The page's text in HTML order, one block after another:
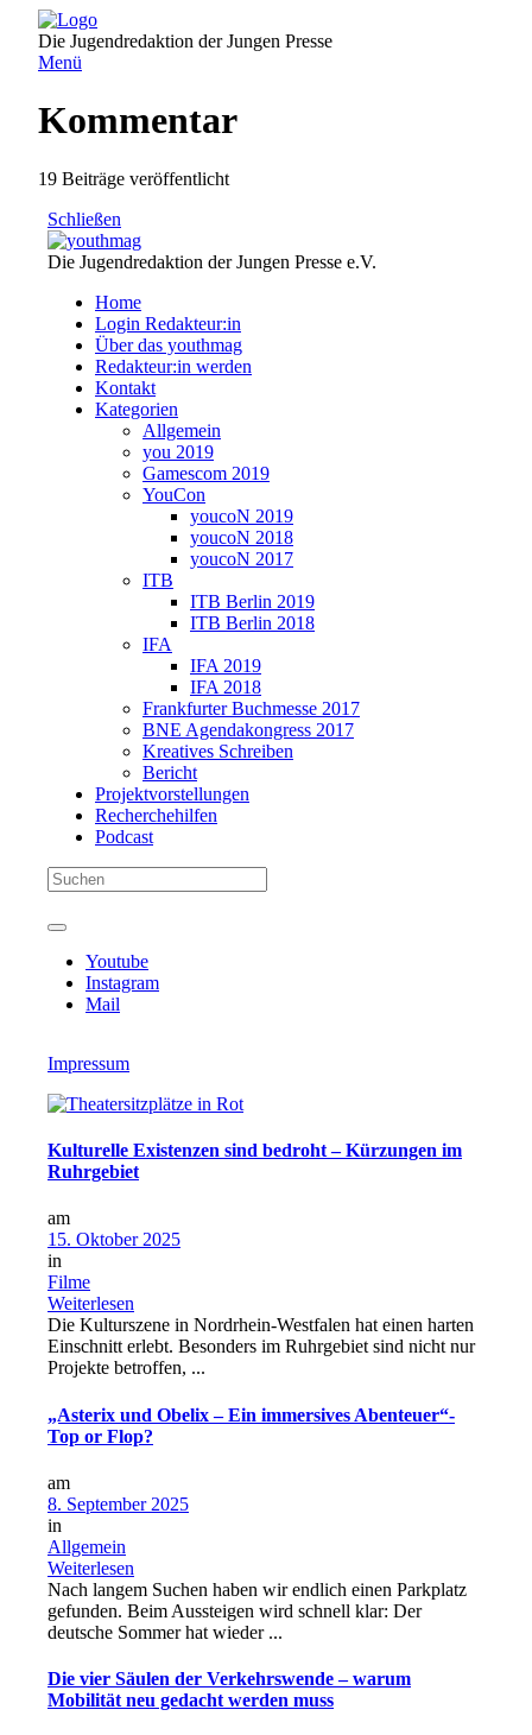
Direkt
zum
Inhalt
Die Jugendredaktion der Jungen Presse
Menü
Kommentar
19 Beiträge veröffentlicht
Schließen
Die Jugendredaktion der Jungen Presse e.V.
Home
Login Redakteur:in
Über das youthmag
Redakteur:in werden
Kontakt
Kategorien
Allgemein
you 2019
Gamescom 2019
YouCon
youcoN 2019
youcoN 2018
youcoN 2017
ITB
ITB Berlin 2019
ITB Berlin 2018
IFA
IFA 2019
IFA 2018
Frankfurter Buchmesse 2017
BNE Agendakongress 2017
Kreatives Schreiben
Bericht
Projektvorstellungen
Recherchehilfen
Podcast
Youtube
Instagram
Mail
Impressum
Kulturelle Existenzen sind bedroht – Kürzungen im
Ruhrgebiet
am
15. Oktober 2025
in
Filme
Weiterlesen
Die Kulturszene in Nordrhein-Westfalen hat einen harten
Einschnitt erlebt. Besonders im Ruhrgebiet sind nicht nur
Projekte betroffen, ...
„Asterix und Obelix – Ein immersives Abenteuer“-
Top or Flop?
am
8. September 2025
in
Allgemein
Weiterlesen
Nach langem Suchen haben wir endlich einen Parkplatz
gefunden. Beim Aussteigen wird schnell klar: Der
deutsche Sommer hat wieder ...
Die vier Säulen der Verkehrswende – warum
Mobilität neu gedacht werden muss